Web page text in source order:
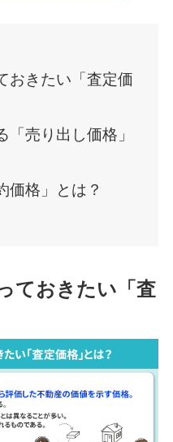
おきたい「査定価
売り出し価格」
価格」とは？
ておきたい「査